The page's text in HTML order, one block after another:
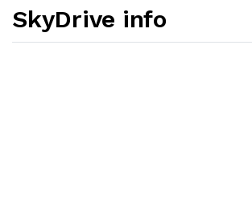
SkyDrive info